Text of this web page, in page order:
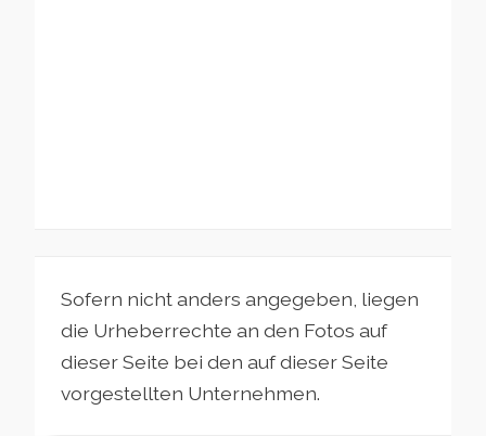
Sofern nicht anders angegeben, liegen
die Urheberrechte an den Fotos auf
dieser Seite bei den auf dieser Seite
vorgestellten Unternehmen.